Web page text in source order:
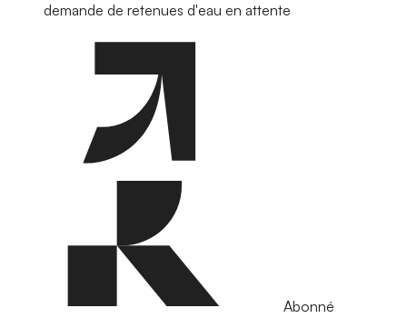
demande de retenues d'eau en attente
Abonné